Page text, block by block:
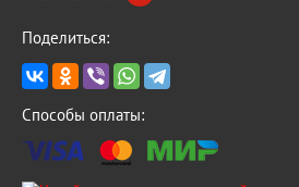
Поделиться:
Способы оплаты: